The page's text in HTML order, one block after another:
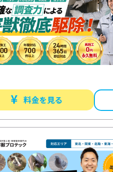
¥ 料金を見る